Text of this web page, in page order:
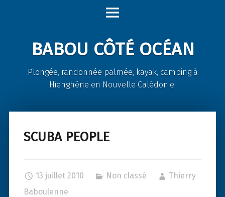
navigation
BABOU CÔTÉ OCÉAN
Plongée, randonnée palmée, kayak, camping à
Hienghène en Nouvelle Calédonie.
SCUBA PEOPLE
13 juillet 2010 Non classé
Thierry
Baboulenne